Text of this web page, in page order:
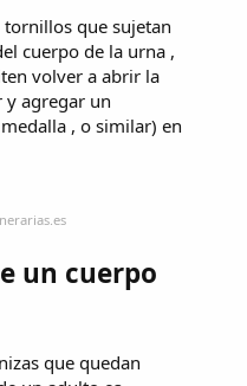
tornillos que sujetan
cuerpo de la urna ,
volver a abrir la
y agregar un
, o similar) en
un cuerpo
que quedan